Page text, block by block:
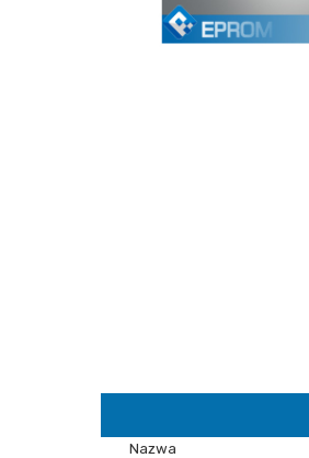
Nazwa